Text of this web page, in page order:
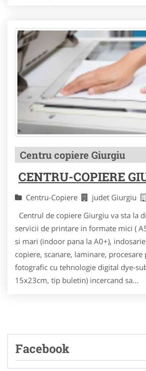
Centru copiere Giurgiu
CENTRU-COPIERE
Centru-Copiere judet Giurgiu
Centrul de copiere Giurgiu va sta la
servicii de printare in formate mici (
si mari (indoor pana la A0+),
copiere, scanare, laminare, procesare
fotografic cu tehnologie digital dye-
15x23cm, tip buletin) incercand sa...
Facebook